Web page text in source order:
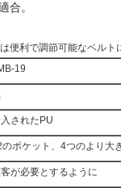
合。
便利で調節可能なベルト
19
されたPU
のポケット、4つのより大
が必要とするように